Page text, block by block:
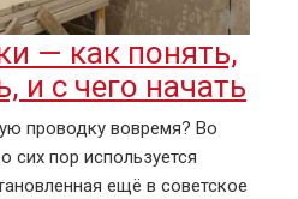
— как понять,
и с чего начать
проводку вовремя? Во
сих пор используется
ещё в советское